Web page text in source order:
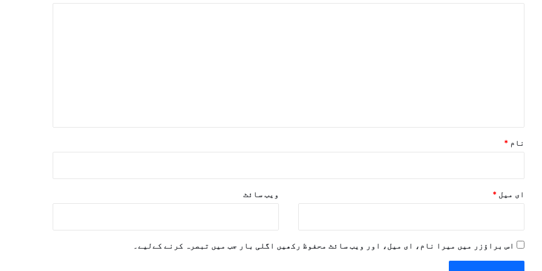
نام *
ای میل * ویب‌ سائٹ
اس براؤزر میں میرا نام، ای میل، اور ویب سائٹ محفوظ رکھیں اگلی بار جب میں تبصرہ کرنے کےلیے۔